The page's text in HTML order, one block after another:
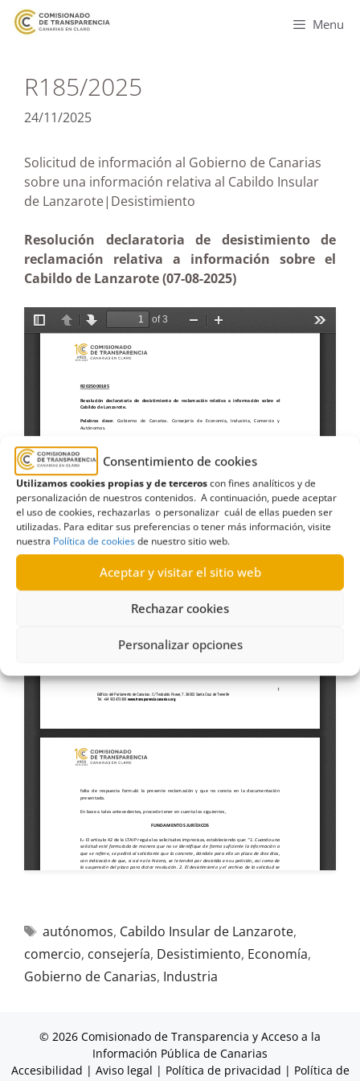
Consentimiento de cookies
Utilizamos cookies propias y de terceroscon fines analíticos y de
personalización de nuestros contenidos. A continuación, puede aceptar
el uso de cookies, rechazarlas o personalizar cuál de ellas pueden ser
utilizadas. Para editar sus preferencias o tener más información, visite
nuestra Política de cookiesde nuestro sitio web.
Aceptar y visitar el sitio web
Rechazar cookies
Personalizar opciones
Menu
R185/2025
24/11/2025
Solicitud de información al Gobierno de Canarias
sobre una información relativa al Cabildo Insular
de Lanzarote|Desistimiento
Resolución declaratoria de desistimiento de
reclamación relativa a información sobre el
Cabildo de Lanzarote (07-08-2025)
autónomos, Cabildo Insular de Lanzarote,
comercio, consejería, Desistimiento, Economía,
Gobierno de Canarias, Industria
© 2026 Comisionado de Transparencia y Acceso a la
Información Pública de Canarias
Accesibilidad | Aviso legal | Política de privacidad | Política de